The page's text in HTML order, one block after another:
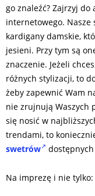
go znaleźć? Zajrzyj
internetowego. Nasze
kardigany damskie,
jesieni. Przy tym są
znaczenie. Jeżeli
różnych stylizacji, to
żeby zapewnić Wam
nie zrujnują Waszych
się nosić w
trendami, to
swetrów
Na imprezę i nie tylko: